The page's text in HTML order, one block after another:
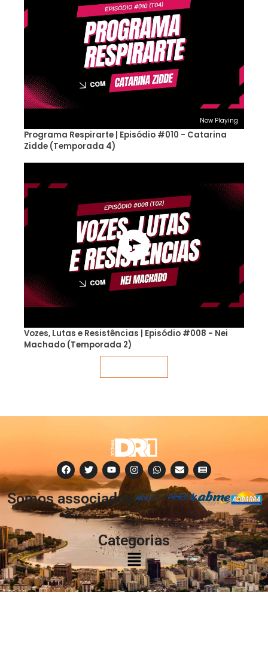
Now Playing
Programa Respirarte | Episódio #010 - Catarina
Zidde (Temporada 4)
Vozes, Lutas e Resistências | Episódio #008 - Nei
Machado (Temporada 2)
Somos associados
à:
Categorias